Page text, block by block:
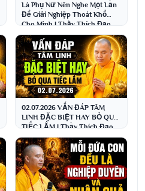
Là Phụ Nữ Nên Nghe Một Lần
Để Giải Nghiệp Thoát Khổ
Cho Mình | Thầy Thích Đạo
Thịnh
02.07.2026 VẤN ĐÁP TÂM
LINH ĐẶC BIỆT HAY BỎ QUA
TIẾC LẮM | Thầy Thích Đạo
Thịnh